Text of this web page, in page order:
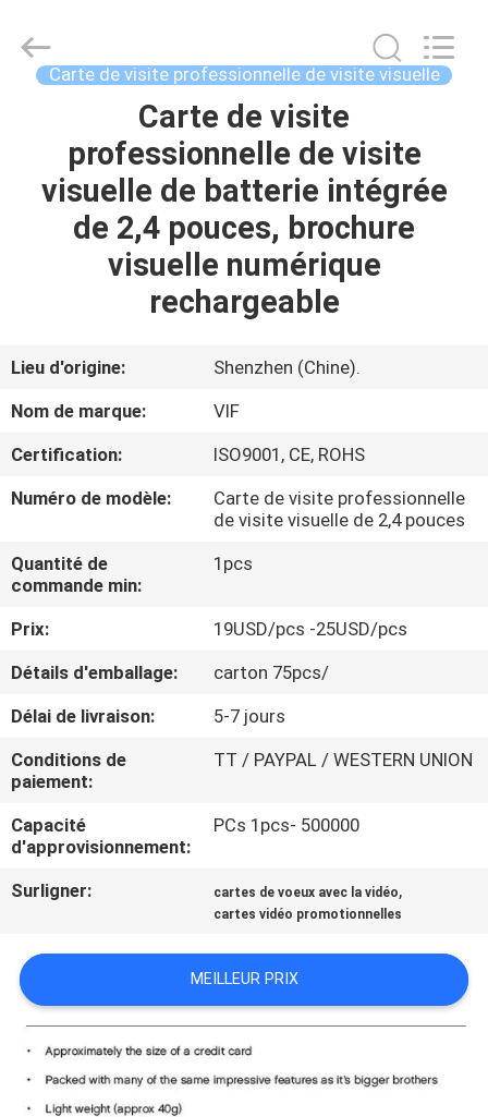
DES
PRODUITS
DE
NOUS
VISITE
D'USINE
CONTRÔLE
DE
CONTACTEZ-
NOUS
DEMANDEZ
CITATION
PLAN
DU
SITE
Videoinfolder
Technology
Carte de visite professionnelle de visite visuelle
Carte de visite
professionnelle de visite
visuelle de batterie intégrée
de 2,4 pouces, brochure
visuelle numérique
rechargeable
Lieu d'origine:
Shenzhen (Chine).
Nom de marque:
VIF
Certification:
ISO9001, CE, ROHS
Numéro de modèle:
Carte de visite professionnelle
de visite visuelle de 2,4 pouces
Quantité de
commande min:
1pcs
Prix:
19USD/pcs -25USD/pcs
Détails d'emballage:
carton 75pcs/
Délai de livraison:
5-7 jours
Conditions de
paiement:
TT / PAYPAL / WESTERN UNION
Capacité
d'approvisionnement:
PCs 1pcs- 500000
Surligner: cartes de voeux avec la vidéo,
cartes vidéo promotionnelles
MEILLEUR PRIX